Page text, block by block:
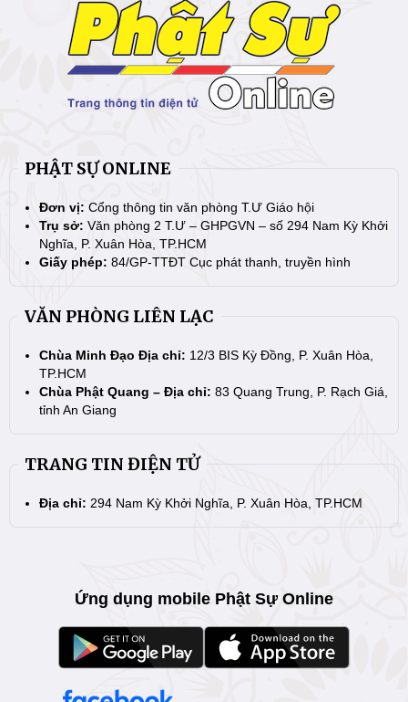
PHẬT SỰ ONLINE
Đơn vị: Cổng thông tin văn phòng T.Ư Giáo hội
Trụ sở: Văn phòng 2 T.Ư – GHPGVN – số 294 Nam Kỳ Khởi
Nghĩa, P. Xuân Hòa, TP.HCM
Giấy phép: 84/GP-TTĐT Cục phát thanh, truyền hình
VĂN PHÒNG LIÊN LẠC
Chùa Minh Đạo Địa chỉ: 12/3 BIS Kỳ Đồng, P. Xuân Hòa,
TP.HCM
Chùa Phật Quang – Địa chỉ: 83 Quang Trung, P. Rạch Giá,
tỉnh An Giang
TRANG TIN ĐIỆN TỬ
Địa chỉ: 294 Nam Kỳ Khởi Nghĩa, P. Xuân Hòa, TP.HCM
Ứng dụng mobile Phật Sự Online